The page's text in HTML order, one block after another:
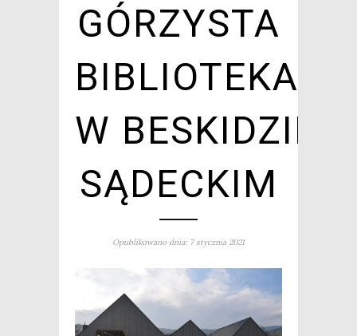
GÓRZYSTA
BIBLIOTEKA
W BESKIDZIE
SĄDECKIM
Opublikowano dnia: 7 stycznia 2021